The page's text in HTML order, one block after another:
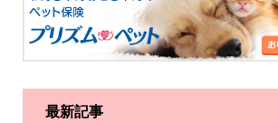
最新記事